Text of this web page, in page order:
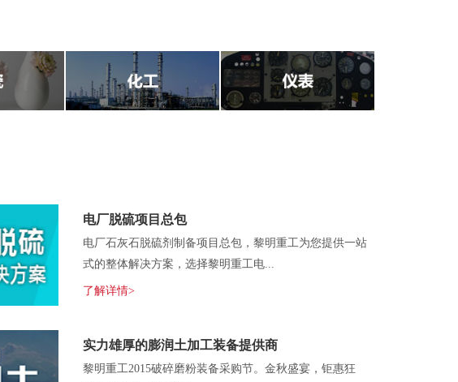
电厂脱硫项目总包
电厂石灰石脱硫剂制备项目总包，黎明重工为您提供一站
式的整体解决方案，选择黎明重工电...
了解详情>
实力雄厚的膨润土加工装备提供商
黎明重工2015破碎磨粉装备采购节。金秋盛宴，钜惠狂